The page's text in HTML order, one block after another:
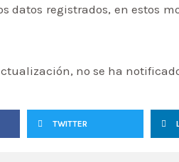
datos registrados, en estos
no se ha
TWITTER